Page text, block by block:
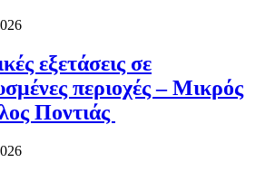
εξετάσεις σε
περιοχές – Μικρός
Ποντιάς